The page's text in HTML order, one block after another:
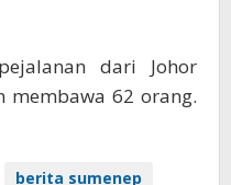
dari Johor
membawa 62 orang.
berita sumenep